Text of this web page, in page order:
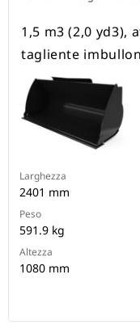
1,5 m3 (2,0 yd3),
tagliente
Larghezza
2401 mm
Peso
591.9 kg
Altezza
1080 mm